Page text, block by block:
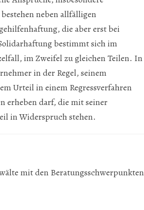
neben allfälligen
die aber erst bei
bestimmt sich im
im Zweifel zu gleichen Teilen. In
in der Regel, seinem
Urteil in einem Regressverfahren
erheben darf, die mit seiner
in Widerspruch stehen.
mit den Beratungsschwerpunkten